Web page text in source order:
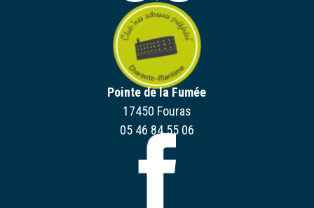
Pointe de la Fumée
17450 Fouras
05 46 84 55 06